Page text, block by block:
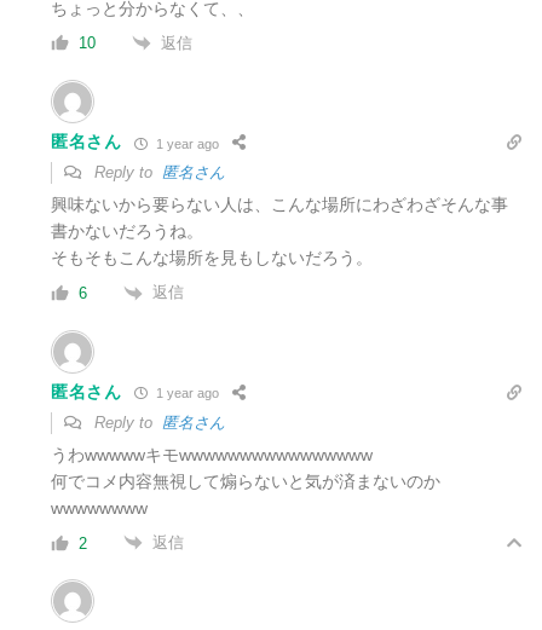
ちょっと分からなくて、、
10 返信
匿名さん 1 year ago
Reply to 匿名さん
興味ないから要らない人は、こんな場所にわざわざそんな事
書かないだろうね。
そもそもこんな場所を見もしないだろう。
6 返信
匿名さん 1 year ago
Reply to 匿名さん
うわwwwwwキモwwwwwwwwwwwwwwww
何でコメ内容無視して煽らないと気が済まないのか
wwwwwwww
2 返信